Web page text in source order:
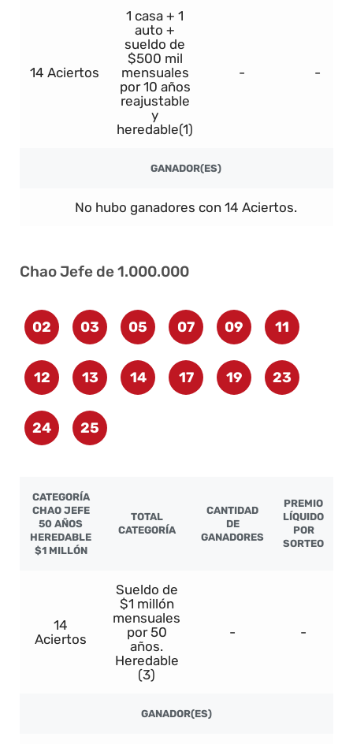
14 Aciertos
1 casa + 1
auto +
sueldo de
$500 mil
mensuales
por 10 años
reajustable
y
heredable(1)
- -
GANADOR(ES)
No hubo ganadores con 14 Aciertos.
Chao Jefe de 1.000.000
02 03 05 07 09 11
12 13 14 17 19 23
24 25
CATEGORÍA
CHAO JEFE
50 AÑOS
HEREDABLE
$1 MILLÓN
TOTAL
CATEGORÍA
CANTIDAD
DE
GANADORES
PREMIO
LÍQUIDO
POR
SORTEO
14
Aciertos
Sueldo de
$1 millón
mensuales
por 50
años.
Heredable
(3)
- -
GANADOR(ES)